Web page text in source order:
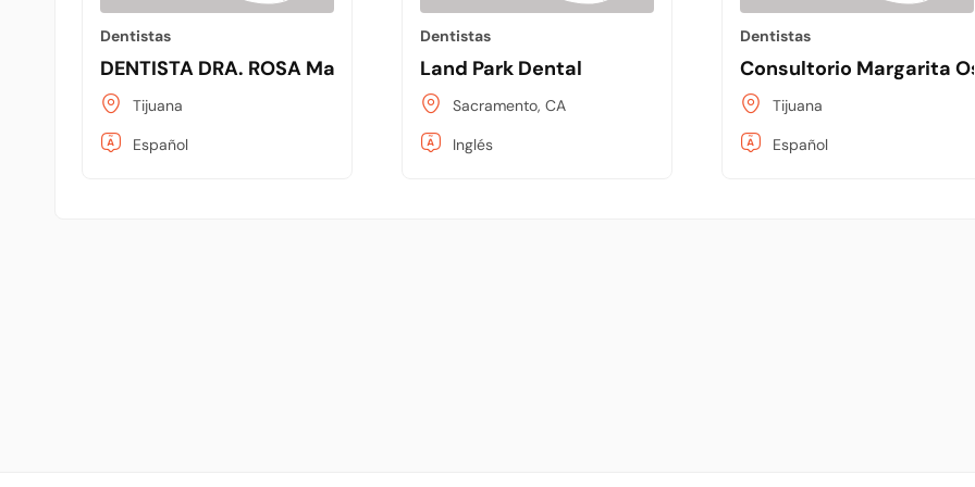
Dentistas
DENTISTA DRA. ROSA Ma. ZOLOZABAL
Tijuana
Español
Dentistas
Land Park Dental
Sacramento, CA
Inglés
Dentistas
Consultorio Margarita
Tijuana
Español